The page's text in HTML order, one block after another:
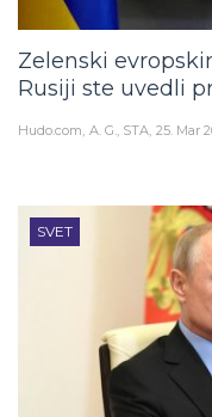
Zelenski
Rusiji ste uvedli
Hudo.com A. G., STA 25. Mar
SVET